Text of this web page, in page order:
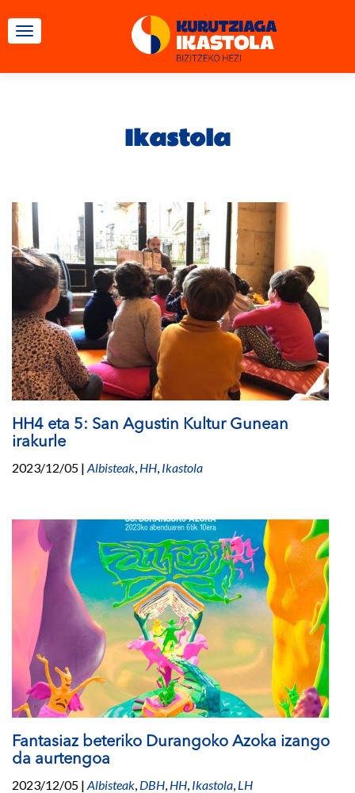
TOGGLE NAVIGATION
Ikastola
HH4 eta 5: San Agustin Kultur Gunean
irakurle
2023/12/05 | Albisteak, HH, Ikastola
Fantasiaz beteriko Durangoko Azoka izango
da aurtengoa
2023/12/05 | Albisteak, DBH, HH, Ikastola, LH